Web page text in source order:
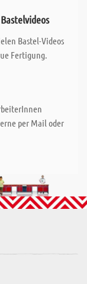
Bastel-Videos
Fertigung.
per Mail oder